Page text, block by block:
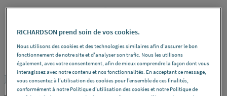
STANDARD REF : 28212
REDUCTION - MF - A collerette
RICHARDSON prend soin de vos cookies.
Nous utilisons des cookies et des technologies similaires afin d'assurer le bon
fonctionnement de notre site et d'analyser son trafic. Nous les utilisons
également, avec votre consentement, afin de mieux comprendre la façon dont vous
interagissez avec notre contenu et nos fonctionnalités. En acceptant ce message,
vous consentez à l’utilisation des cookies pour l’ensemble de ces finalités,
conformément à notre Politique d'utilisation des cookies et notre Politique de